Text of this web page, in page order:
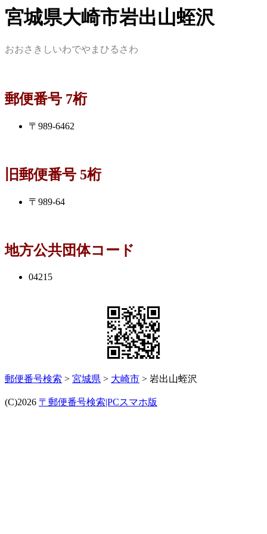
宮城県大崎市岩出山蛭沢
おおさきしいわでやまひるさわ
郵便番号 7桁
〒989-6462
旧郵便番号 5桁
〒989-64
地方公共団体コード
04215
郵便番号検索 > 宮城県 > 大崎市 > 岩出山蛭沢
(C)2026 〒郵便番号検索|PCスマホ版